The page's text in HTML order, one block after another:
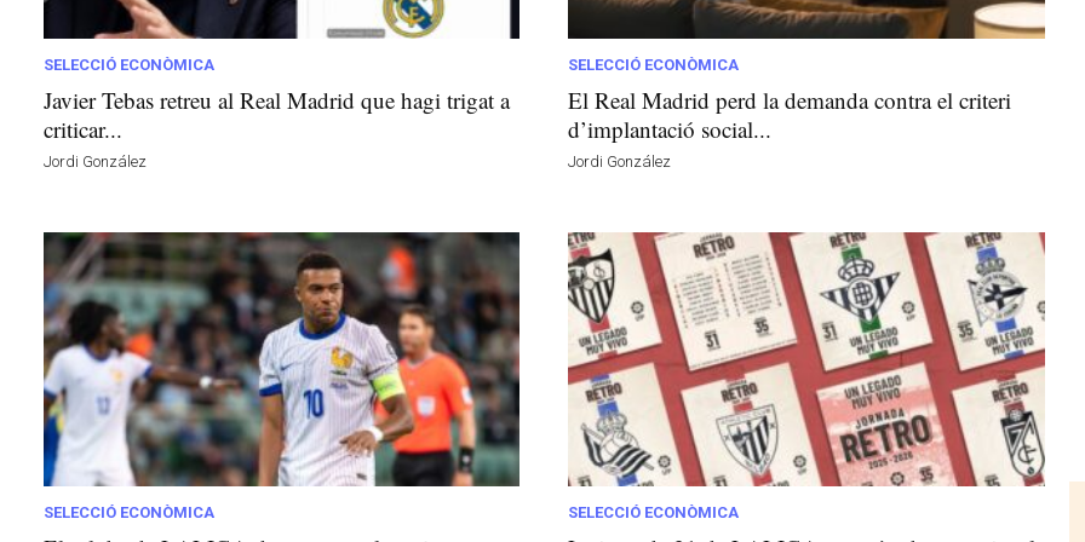
SELECCIÓ ECONÒMICA
Javier Tebas retreu al Real Madrid que hagi trigat a
criticar...
Jordi González
SELECCIÓ ECONÒMICA
El Real Madrid perd la demanda contra el criteri
d’implantació social...
Jordi González
SELECCIÓ ECONÒMICA SELECCIÓ ECONÒMICA